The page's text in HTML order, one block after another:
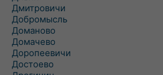
Дмитровичи
Добромысль
Доманово
Домачево
Доропеевичи
Достоево